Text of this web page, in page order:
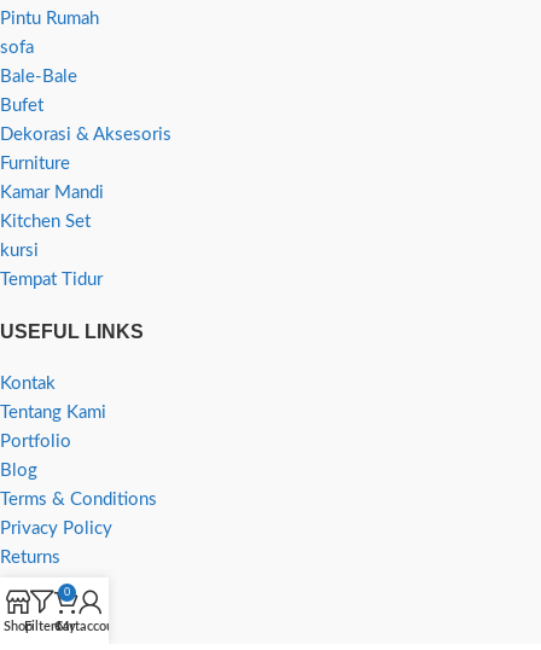
Pintu Rumah
sofa
Bale-Bale
Bufet
Dekorasi & Aksesoris
Furniture
Kamar Mandi
Kitchen Set
kursi
Tempat Tidur
USEFUL LINKS
Kontak
Tentang Kami
Portfolio
Blog
Terms & Conditions
Privacy Policy
Returns
ShopFilters
0
Cart
My account